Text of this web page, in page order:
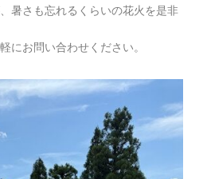
暑さも忘れるくらいの花火を是非
にお問い合わせください。